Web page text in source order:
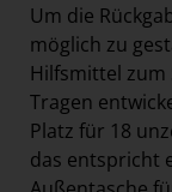
Um die
möglich zu
Hilfsmittel
Tragen
Platz für 18
das entspricht